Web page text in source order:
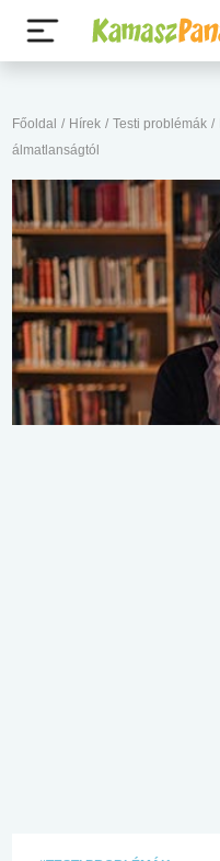
Főoldal / Hírek / Testi problémák /
álmatlanságtól